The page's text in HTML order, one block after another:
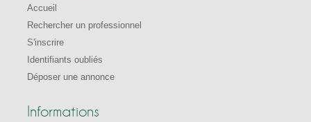
Accueil
Rechercher un professionnel
S'inscrire
Identifiants oubliés
Déposer une annonce
Informations